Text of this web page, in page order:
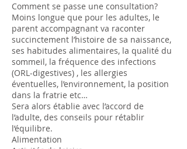
Comment se passe une consultation?
Moins longue que pour les adultes, le
parent accompagnant va raconter
succinctement l’histoire de sa naissance,
ses habitudes alimentaires, la qualité du
sommeil, la fréquence des infections
(ORL-digestives) , les allergies
éventuelles, l’environnement, la position
dans la fratrie etc…
Sera alors établie avec l’accord de
l’adulte, des conseils pour rétablir
l’équilibre.
Alimentation